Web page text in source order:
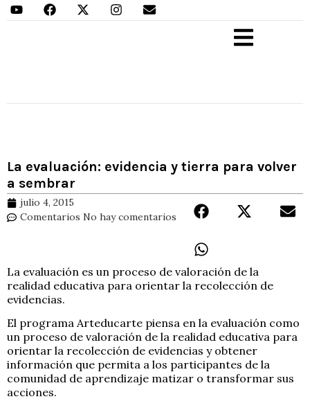
La evaluación: evidencia y tierra para volver
a sembrar
julio 4, 2015
Comentarios No hay comentarios
La evaluación es un proceso de valoración de la
realidad educativa para orientar la recolección de
evidencias.
El programa Arteducarte piensa en la evaluación como
un proceso de valoración de la realidad educativa para
orientar la recolección de evidencias y obtener
información que permita a los participantes de la
comunidad de aprendizaje matizar o transformar sus
acciones.